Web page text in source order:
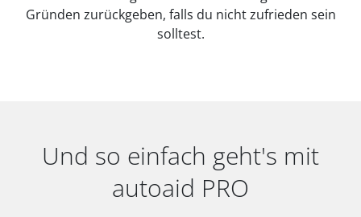
Gründen zurückgeben, falls du nicht zufrieden sein
solltest.
Und so einfach geht's mit
autoaid PRO